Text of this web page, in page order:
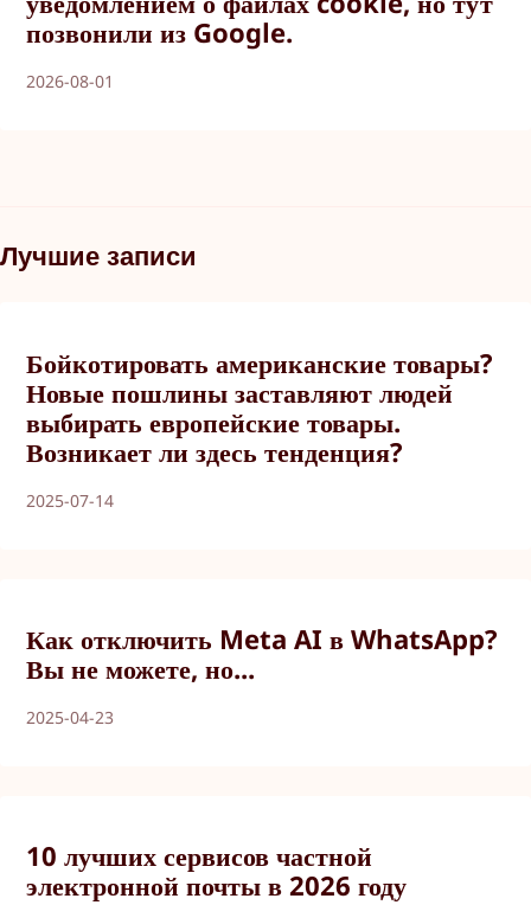
позвонили из Google.
2026-08-01
Лучшие записи
Бойкотировать американские товары?
Новые пошлины заставляют людей
выбирать европейские товары.
Возникает ли здесь тенденция?
2025-07-14
Как отключить Meta AI в WhatsApp?
Вы не можете, но...
2025-04-23
10 лучших сервисов частной
электронной почты в 2026 году